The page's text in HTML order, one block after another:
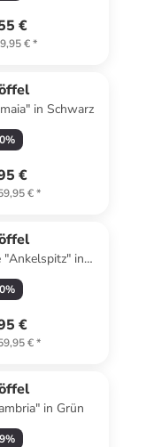
€
€*
in Schwarz
%
€
€*
"Ankelspitz" in
%
€
€*
in Grün
%